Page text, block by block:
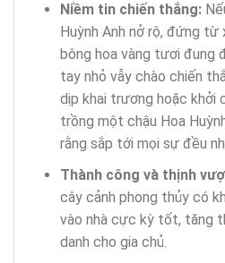
Niềm tin chiến thắng:
Huỳnh Anh nở rộ, đứng
bông hoa vàng tươi đung
tay nhỏ vẫy chào chiến
dịp khai trương hoặc khởi
trồng một chậu Hoa
rằng sắp tới mọi sự đều
Thành công và thịnh
cây cảnh phong thủy có
vào nhà cực kỳ tốt, tăng
danh cho gia chủ.